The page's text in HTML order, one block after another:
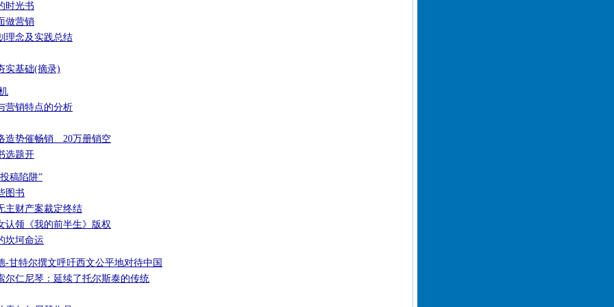
时光书
做营销
理念及实践总结
实基础(摘录)
营销特点的分析
造势催畅销 20万册销空
选题开
稿陷阱”
图书
主财产案裁定终结
认领《我的前半生》版权
坎坷命运
-甘特尔撰文呼吁西文公平地对待中国
尔仁尼琴：延续了托尔斯泰的传统